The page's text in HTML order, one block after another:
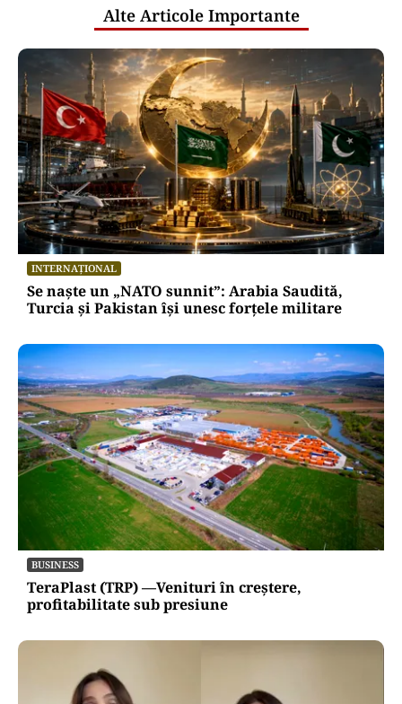
Alte Articole Importante
INTERNAȚIONAL
Se naște un „NATO sunnit”: Arabia Saudită,
Turcia și Pakistan își unesc forțele militare
BUSINESS
TeraPlast (TRP) —Venituri în creștere,
profitabilitate sub presiune